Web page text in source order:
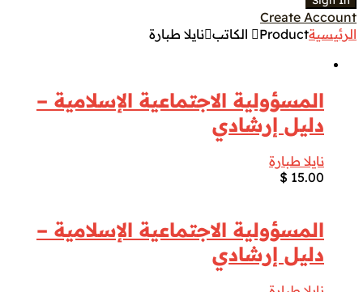
Create Account
الرئيسيةProduct الكاتب نايلا طبارة
المسؤولية الاجتماعية الإسلامية –
دليل إرشادي
نايلا طبارة
$ 15.00
المسؤولية الاجتماعية الإسلامية –
دليل إرشادي